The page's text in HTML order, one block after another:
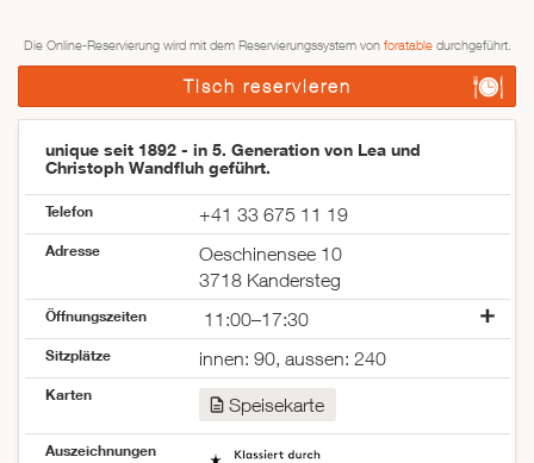
Die Online-Reservierung wird mit dem Reservierungssystem von foratabledurchgeführt.
Tisch reservieren
unique seit 1892 - in 5. Generation von Lea und
Christoph Wandfluh geführt.
Telefon +41 33 675 11 19
Adresse
Oeschinensee 10
3718 Kandersteg
Öffnungszeiten
11:00–17:30
Montag
Mittwoch
Freitag
11:00–17:30
11:00–17:30
11:00–17:30
11:00–17:30
Sitzplätze innen: 90, aussen: 240
Karten Speisekarte
Auszeichnungen